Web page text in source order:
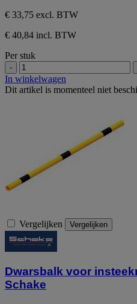
€ 33,75 excl. BTW
€ 40,84 incl. BTW
Per stuk
-
In winkelwagen
Dit artikel is momenteel niet
Vergelijken Vergelijken
Dwarsbalk voor
Schake